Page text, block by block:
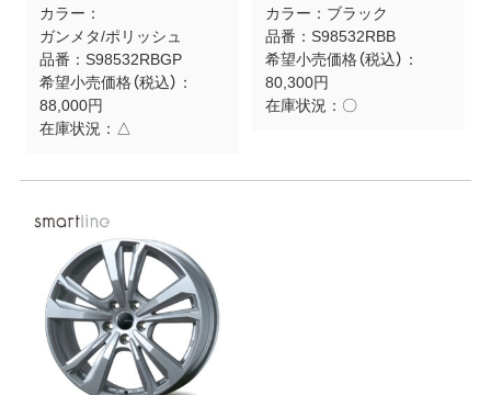
カラー：
ガンメタ/ポリッシュ
品番： S98532RBGP
希望小売価格（税込）：
88,000円
在庫状況： △
カラー： ブラック
品番： S98532RBB
希望小売価格（税込）：
80,300円
在庫状況： 〇